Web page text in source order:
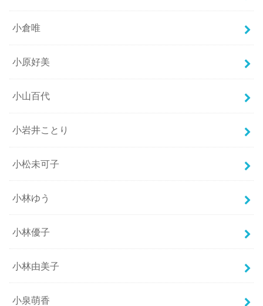
小倉唯
小原好美
小山百代
小岩井ことり
小松未可子
小林ゆう
小林優子
小林由美子
小泉萌香